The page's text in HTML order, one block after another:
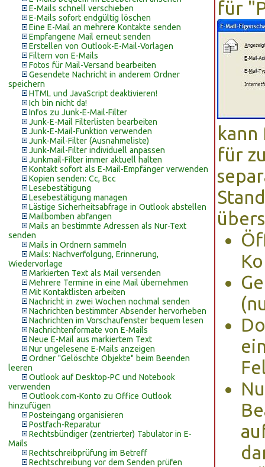
E-Mails schnell verschieben
E-Mails sofort endgültig löschen
Eine E-Mail an mehrere Kontakte senden
Empfangene Mail erneut senden
Erstellen von Outlook-E-Mail-Vorlagen
Filtern von E-Mails
Fotos für Mail-Versand bearbeiten
Gesendete Nachricht in anderem Ordner
speichern
HTML und JavaScript deaktivieren!
Ich bin nicht da!
Infos zu Junk-E-Mail-Filter
Junk-E-Mail Filterlisten bearbeiten
Junk-E-Mail-Funktion verwenden
Junk-Mail-Filter (Ausnahmeliste)
Junk-Mail-Filter individuell anpassen
Junkmail-Filter immer aktuell halten
Kontakt sofort als E-Mail-Empfänger verwenden
Kopien senden: Cc, Bcc
Lesebestätigung
Lesebestätigung managen
Lästige Sicherheitsabfrage in Outlook abstellen
Mailbomben abfangen
Mails an bestimmte Adressen als Nur-Text
senden
Mails in Ordnern sammeln
Mails: Nachverfolgung, Erinnerung,
Wiedervorlage
Markierten Text als Mail versenden
Mehrere Termine in eine Mail übernehmen
Mit Kontaktlisten arbeiten
Nachricht in zwei Wochen nochmal senden
Nachrichten bestimmter Absender hervorheben
Nachrichten im Vorschaufenster bequem lesen
Nachrichtenformate von E-Mails
Neue E-Mail aus markiertem Text
Nur ungelesene E-Mails anzeigen
Ordner "Gelöschte Objekte" beim Beenden
leeren
Outlook auf Desktop-PC und Notebook
verwenden
Outlook.com-Konto zu Office Outlook
hinzufügen
Posteingang organisieren
Postfach-Reparatur
Rechtsbündiger (zentrierter) Tabulator in E-
Mails
Rechtschreibprüfung im Betreff
Rechtschreibung vor dem Senden prüfen
für
für